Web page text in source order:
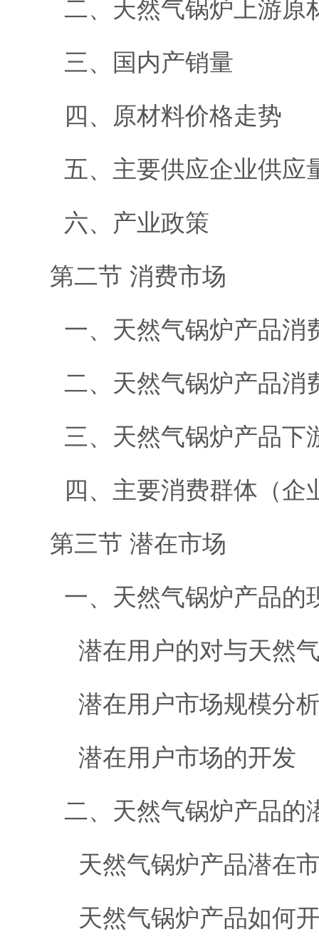
二、天然气锅炉上游原
三、国内产销量
四、原材料价格走势
五、主要供应企业供应
六、产业政策
第二节 消费市场
一、天然气锅炉产品消
二、天然气锅炉产品消
三、天然气锅炉产品下
四、主要消费群体（企
第三节 潜在市场
一、天然气锅炉产品的
潜在用户的对与天然气
潜在用户市场规模分
潜在用户市场的开发
二、天然气锅炉产品的
天然气锅炉产品潜在
天然气锅炉产品如何开